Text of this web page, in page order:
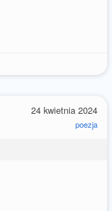
24 kwietnia 2024
poezja